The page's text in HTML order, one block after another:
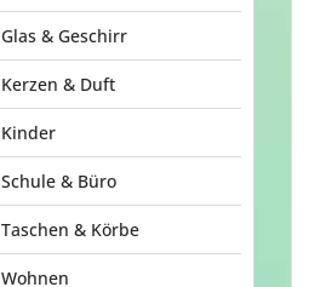
Glas & Geschirr
Kerzen & Duft
Kinder
Schule & Büro
Taschen & Körbe
Wohnen